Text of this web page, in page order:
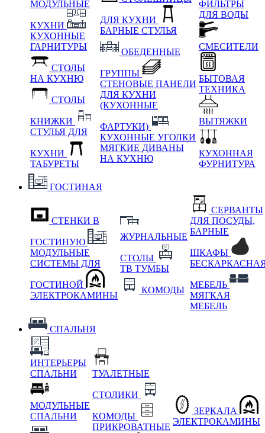
МОДУЛЬНЫЕ
КУХНИ
КУХОННЫЕ
ГАРНИТУРЫ
СТОЛЫ
НА КУХНЮ
СТОЛЫ
КНИЖКИ
СТУЛЬЯ ДЛЯ
КУХНИ
ТАБУРЕТЫ
ДЛЯ КУХНИ
БАРНЫЕ СТУЛЬЯ
ОБЕДЕННЫЕ
ГРУППЫ
СТЕНОВЫЕ ПАНЕЛИ
ДЛЯ КУХНИ
(КУХОННЫЕ
ФАРТУКИ)
КУХОННЫЕ УГОЛКИ
МЯГКИЕ ДИВАНЫ
НА КУХНЮ
ФИЛЬТРЫ
ДЛЯ ВОДЫ
СМЕСИТЕЛИ
БЫТОВАЯ
ТЕХНИКА
ВЫТЯЖКИ
КУХОННАЯ
ФУРНИТУРА
ГОСТИНАЯ
СТЕНКИ В
ГОСТИНУЮ
МОДУЛЬНЫЕ
СИСТЕМЫ ДЛЯ
ГОСТИНОЙ
ЭЛЕКТРОКАМИНЫ
ЖУРНАЛЬНЫЕ
СТОЛЫ
ТВ ТУМБЫ
КОМОДЫ
СЕРВАНТЫ
ДЛЯ ПОСУДЫ,
БАРНЫЕ
ШКАФЫ
МЕБЕЛЬ
МЯГКАЯ
МЕБЕЛЬ
СПАЛЬНЯ
ИНТЕРЬЕРЫ
СПАЛЬНИ
МОДУЛЬНЫЕ
СПАЛЬНИ
ТУАЛЕТНЫЕ
СТОЛИКИ
КОМОДЫ
ПРИКРОВАТНЫЕ
ЗЕРКАЛА
ЭЛЕКТРОКАМИНЫ